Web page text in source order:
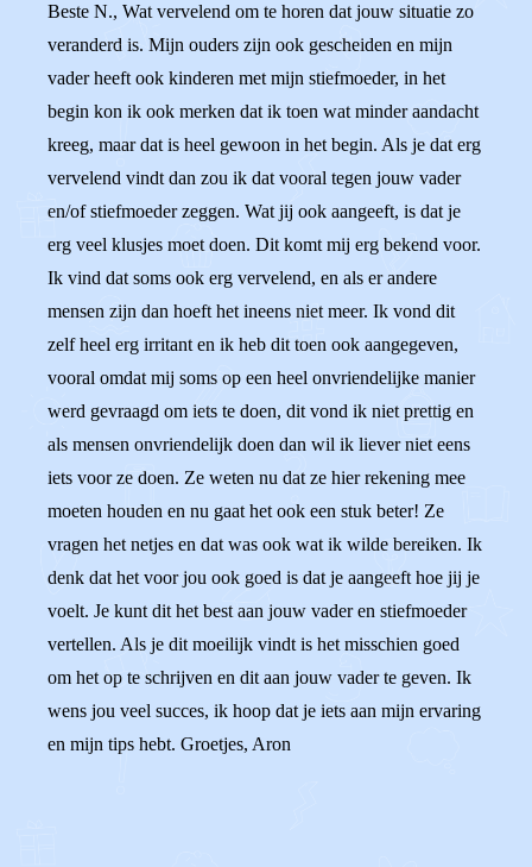
Beste N., Wat vervelend om te horen dat jouw situatie zo
veranderd is. Mijn ouders zijn ook gescheiden en mijn
vader heeft ook kinderen met mijn stiefmoeder, in het
begin kon ik ook merken dat ik toen wat minder aandacht
kreeg, maar dat is heel gewoon in het begin. Als je dat erg
vervelend vindt dan zou ik dat vooral tegen jouw vader
en/of stiefmoeder zeggen. Wat jij ook aangeeft, is dat je
erg veel klusjes moet doen. Dit komt mij erg bekend voor.
Ik vind dat soms ook erg vervelend, en als er andere
mensen zijn dan hoeft het ineens niet meer. Ik vond dit
zelf heel erg irritant en ik heb dit toen ook aangegeven,
vooral omdat mij soms op een heel onvriendelijke manier
werd gevraagd om iets te doen, dit vond ik niet prettig en
als mensen onvriendelijk doen dan wil ik liever niet eens
iets voor ze doen. Ze weten nu dat ze hier rekening mee
moeten houden en nu gaat het ook een stuk beter! Ze
vragen het netjes en dat was ook wat ik wilde bereiken. Ik
denk dat het voor jou ook goed is dat je aangeeft hoe jij je
voelt. Je kunt dit het best aan jouw vader en stiefmoeder
vertellen. Als je dit moeilijk vindt is het misschien goed
om het op te schrijven en dit aan jouw vader te geven. Ik
wens jou veel succes, ik hoop dat je iets aan mijn ervaring
en mijn tips hebt. Groetjes, Aron